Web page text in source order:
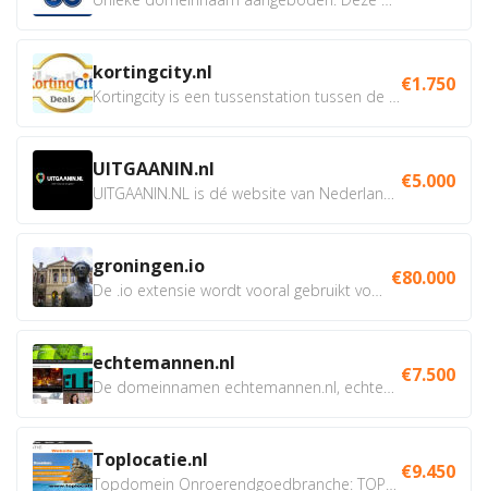
kortingcity.nl €1.750
UITGAANIN.nl €5.000
groningen.io €80.000
echtemannen.nl €7.500
Toplocatie.nl €9.450